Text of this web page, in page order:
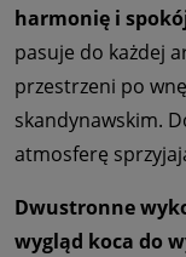
harmonię i
pasuje do każdej
przestrzeni po
skandynawskim.
atmosferę
Dwustronne
wygląd koca do